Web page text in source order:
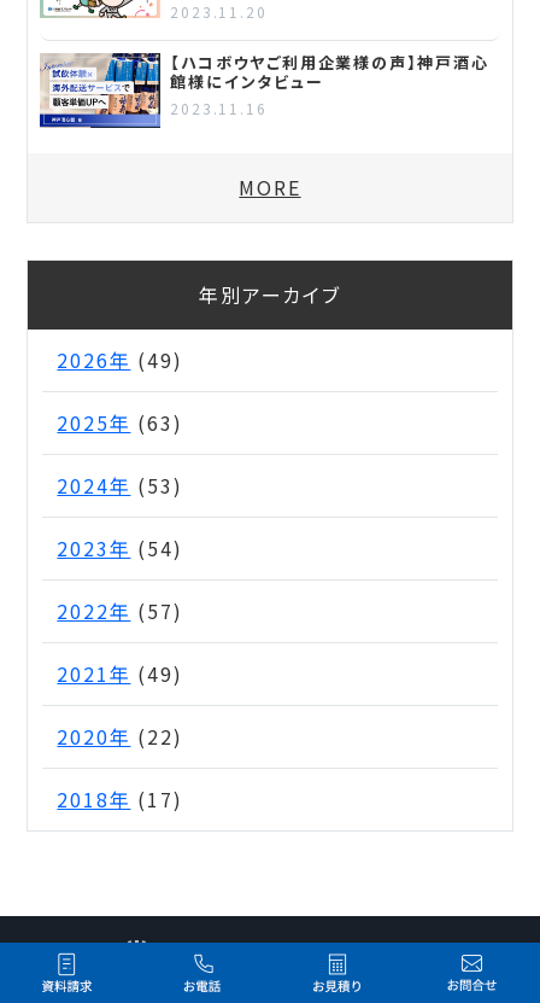
2023.11.20
【ハコボウヤご利用企業様の声】神戸酒心
館様にインタビュー
2023.11.16
MORE
年別アーカイブ
2026年 (49)
2025年 (63)
2024年 (53)
2023年 (54)
2022年 (57)
2021年 (49)
2020年 (22)
2018年 (17)